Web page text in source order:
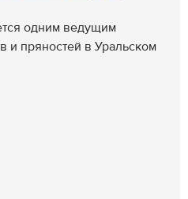
одним ведущим
и пряностей в Уральском